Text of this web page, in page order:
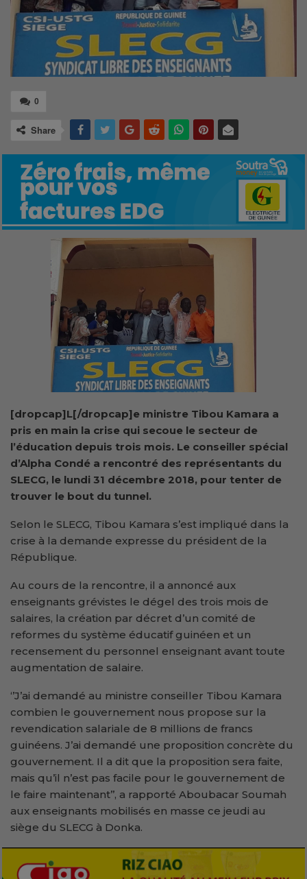
0
Share
[dropcap]L[/dropcap]e ministre Tibou Kamara a
pris en main la crise qui secoue le secteur de
l’éducation depuis trois mois. Le conseiller spécial
d’Alpha Condé a rencontré des représentants du
SLECG, le lundi 31 décembre 2018, pour tenter de
trouver le bout du tunnel.
Selon le SLECG, Tibou Kamara s’est impliqué dans la
crise à la demande expresse du président de la
République.
Au cours de la rencontre, il a annoncé aux
enseignants grévistes le dégel des trois mois de
salaires, la création par décret d’un comité de
reformes du système éducatif guinéen et un
recensement du personnel enseignant avant toute
augmentation de salaire.
‘’J’ai demandé au ministre conseiller Tibou Kamara
combien le gouvernement nous propose sur la
revendication salariale de 8 millions de francs
guinéens. J’ai demandé une proposition concrète du
gouvernement. Il a dit que la proposition sera faite,
mais qu’il n’est pas facile pour le gouvernement de
le faire maintenant’’, a rapporté Aboubacar Soumah
aux enseignants mobilisés en masse ce jeudi au
siège du SLECG à Donka.